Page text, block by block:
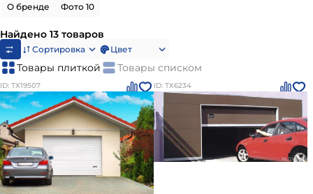
О бренде Фото 10
Найдено 13 товаров
Сортировка Цвет
Товары плиткой Товары списком
ID: ТХ19507 ID: ТХ6234